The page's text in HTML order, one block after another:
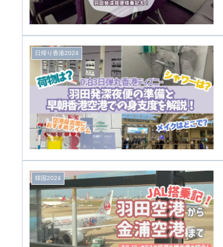
日帰り香港2024
韓国2024